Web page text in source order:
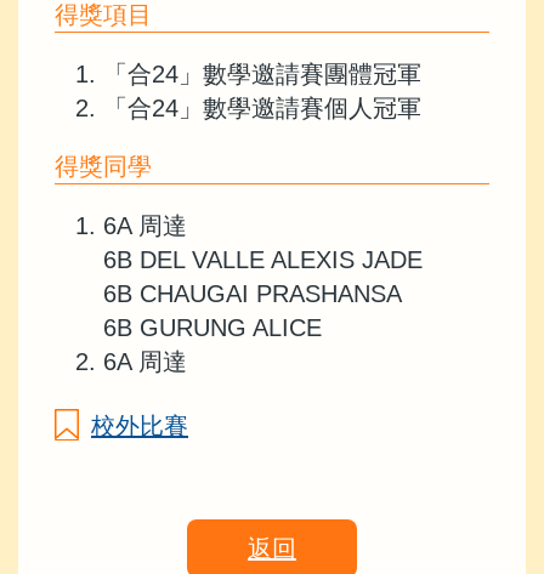
得獎項目
「合24」數學邀請賽團體冠軍
「合24」數學邀請賽個人冠軍
得獎同學
6A 周達
6B DEL VALLE ALEXIS JADE
6B CHAUGAI PRASHANSA
6B GURUNG ALICE
6A 周達
校外比賽
返回